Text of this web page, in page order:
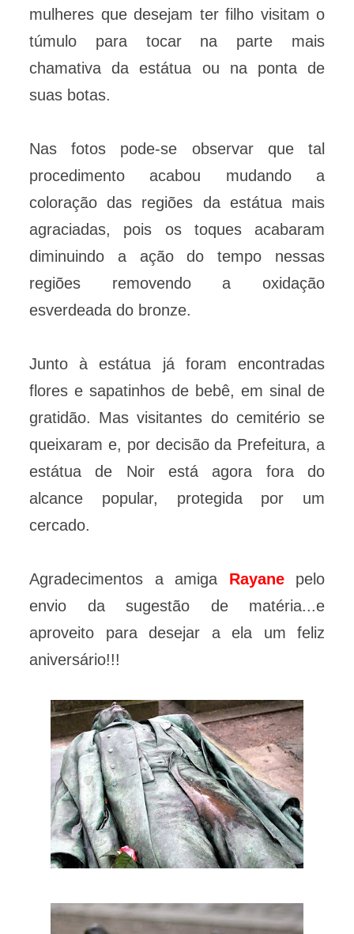
mulheres que desejam ter filho visitam o
túmulo para tocar na parte mais
chamativa da estátua ou na ponta de
suas botas.
Nas fotos pode-se observar que tal
procedimento acabou mudando a
coloração das regiões da estátua mais
agraciadas, pois os toques acabaram
diminuindo a ação do tempo nessas
regiões removendo a oxidação
esverdeada do bronze.
Junto à estátua já foram encontradas
flores e sapatinhos de bebê, em sinal de
gratidão. Mas visitantes do cemitério se
queixaram e, por decisão da Prefeitura, a
estátua de Noir está agora fora do
alcance popular, protegida por um
cercado.
Agradecimentos a amiga Rayanepelo
envio da sugestão de matéria...e
aproveito para desejar a ela um feliz
aniversário!!!